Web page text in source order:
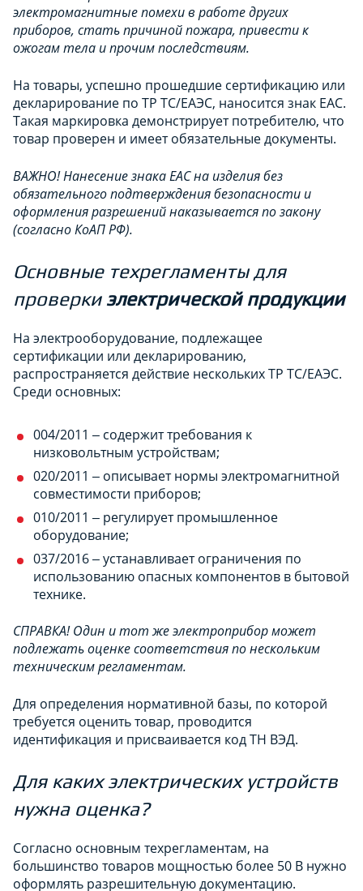
электромагнитные помехи в работе других
приборов, стать причиной пожара, привести к
ожогам тела и прочим последствиям.
На товары, успешно прошедшие сертификацию или
декларирование по ТР ТС/ЕАЭС, наносится знак ЕАС.
Такая маркировка демонстрирует потребителю, что
товар проверен и имеет обязательные документы.
ВАЖНО! Нанесение знака ЕАС на изделия без
обязательного подтверждения безопасности и
оформления разрешений наказывается по закону
(согласно КоАП РФ).
Основные техрегламенты для
проверки электрической продукции
На электрооборудование, подлежащее
сертификации или декларированию,
распространяется действие нескольких ТР ТС/ЕАЭС.
Среди основных:
004/2011 ‒ содержит требования к
низковольтным устройствам;
020/2011 ‒ описывает нормы электромагнитной
совместимости приборов;
010/2011 ‒ регулирует промышленное
оборудование;
037/2016 ‒ устанавливает ограничения по
использованию опасных компонентов в бытовой
технике.
СПРАВКА! Один и тот же электроприбор может
подлежать оценке соответствия по нескольким
техническим регламентам.
Для определения нормативной базы, по которой
требуется оценить товар, проводится
идентификация и присваивается код ТН ВЭД.
Для каких электрических устройств
нужна оценка?
Согласно основным техрегламентам, на
большинство товаров мощностью более 50 В нужно
оформлять разрешительную документацию.